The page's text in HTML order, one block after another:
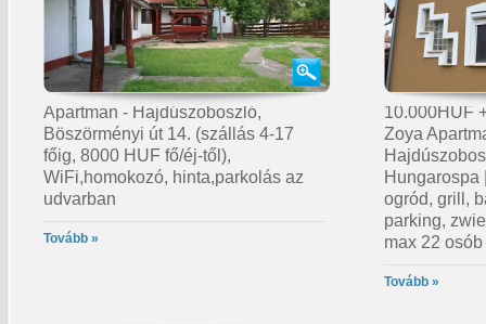
Apartman - Hajdúszoboszló,
Böszörményi út 14. (szállás 4-17
főig, 8000 HUF fő/éj-től),
WiFi,homokozó, hinta,parkolás az
udvarban
Tovább »
10.000HUF
Zoya
Hungarospa
ogród, grill,
parking,
max 22 osób
Tovább »